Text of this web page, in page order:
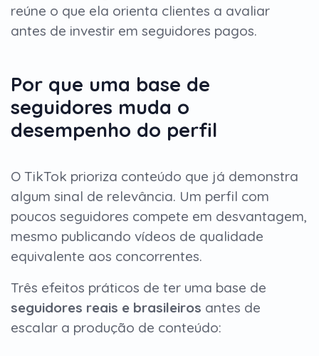
reúne o que ela orienta clientes a avaliar
antes de investir em seguidores pagos.
Por que uma base de
seguidores muda o
desempenho do perfil
O TikTok prioriza conteúdo que já demonstra
algum sinal de relevância. Um perfil com
poucos seguidores compete em desvantagem,
mesmo publicando vídeos de qualidade
equivalente aos concorrentes.
Três efeitos práticos de ter uma base de
seguidores reais e brasileiros antes de
escalar a produção de conteúdo: